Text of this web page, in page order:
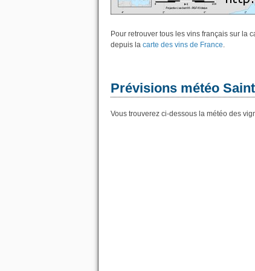
Pour retrouver tous les vins français sur la
depuis la carte des vins de France.
Prévisions météo
Vous trouverez ci-dessous la météo des